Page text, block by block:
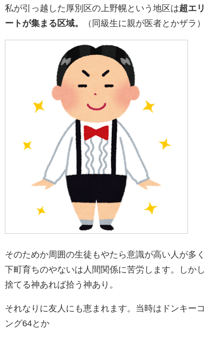
私が引っ越した厚別区の上野幌という地区は超エリ
ートが集まる区域。
（同級生に親が医者とかザラ）
そのためか周囲の生徒もやたら意識が高い人が多く
下町育ちのやないは人間関係に苦労します。しかし
捨てる神あれば拾う神あり。
それなりに友人にも恵まれます。 当時はドンキーコ
ング64とか